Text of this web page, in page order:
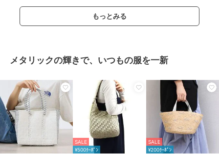
もっとみる
メタリックの輝きで、いつもの服を一新
SALE
¥500ｸｰﾎﾟﾝ
SALE
¥200ｸｰﾎﾟﾝ